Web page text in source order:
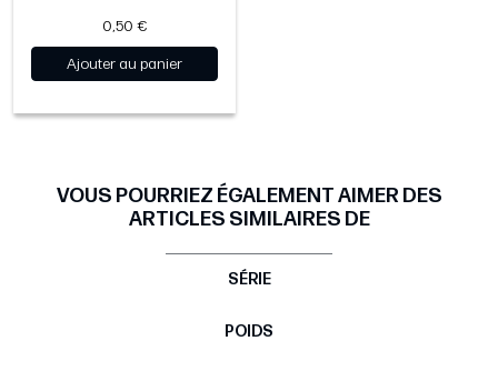
0,50 €
Ajouter au panier
VOUS POURRIEZ ÉGALEMENT AIMER DES
ARTICLES SIMILAIRES DE
SÉRIE
POIDS